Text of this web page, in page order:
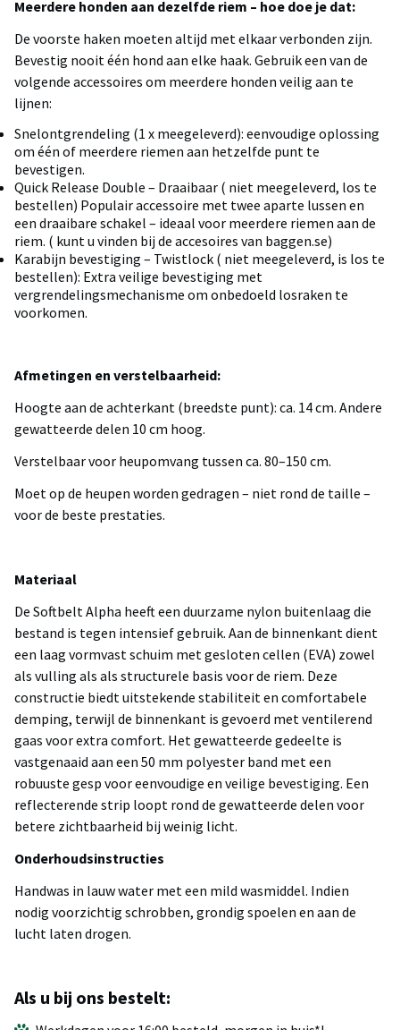
Meerdere honden aan dezelfde riem – hoe doe je dat:
De voorste haken moeten altijd met elkaar verbonden zijn.
Bevestig nooit één hond aan elke haak. Gebruik een van de
volgende accessoires om meerdere honden veilig aan te
lijnen:
Snelontgrendeling (1 x meegeleverd): eenvoudige oplossing
om één of meerdere riemen aan hetzelfde punt te
bevestigen.
Quick Release Double – Draaibaar ( niet meegeleverd, los te
bestellen) Populair accessoire met twee aparte lussen en
een draaibare schakel – ideaal voor meerdere riemen aan de
riem. ( kunt u vinden bij de accesoires van baggen.se)
Karabijn bevestiging – Twistlock ( niet meegeleverd, is los te
bestellen): Extra veilige bevestiging met
vergrendelingsmechanisme om onbedoeld losraken te
voorkomen.
Afmetingen en verstelbaarheid:
Hoogte aan de achterkant (breedste punt): ca. 14 cm. Andere
gewatteerde delen 10 cm hoog.
Verstelbaar voor heupomvang tussen ca. 80–150 cm.
Moet op de heupen worden gedragen – niet rond de taille –
voor de beste prestaties.
Materiaal
De Softbelt Alpha heeft een duurzame nylon buitenlaag die
bestand is tegen intensief gebruik. Aan de binnenkant dient
een laag vormvast schuim met gesloten cellen (EVA) zowel
als vulling als als structurele basis voor de riem. Deze
constructie biedt uitstekende stabiliteit en comfortabele
demping, terwijl de binnenkant is gevoerd met ventilerend
gaas voor extra comfort. Het gewatteerde gedeelte is
vastgenaaid aan een 50 mm polyester band met een
robuuste gesp voor eenvoudige en veilige bevestiging. Een
reflecterende strip loopt rond de gewatteerde delen voor
betere zichtbaarheid bij weinig licht.
Onderhoudsinstructies
Handwas in lauw water met een mild wasmiddel. Indien
nodig voorzichtig schrobben, grondig spoelen en aan de
lucht laten drogen.
Als u bij ons bestelt: